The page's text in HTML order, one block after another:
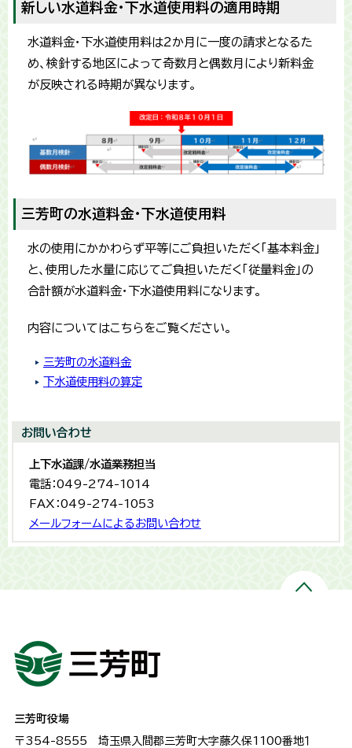
新しい水道料金・下水道使用料の適用時期
水道料金・下水道使用料は2か月に一度の請求となるた
め、検針する地区によって奇数月と偶数月により新料金
が反映される時期が異なります。
三芳町の水道料金・下水道使用料
水の使用にかかわらず平等にご負担いただく「基本料金」
と、使用した水量に応じてご負担いただく「従量料金」の
合計額が水道料金・下水道使用料になります。
内容についてはこちらをご覧ください。
三芳町の水道料金
下水道使用料の算定
お問い合わせ
上下水道課/水道業務担当
電話：049-274-1014
FAX：049-274-1053
メールフォームによるお問い合わせ
三芳町役場
〒354-8555 埼玉県入間郡三芳町大字藤久保1100番地１